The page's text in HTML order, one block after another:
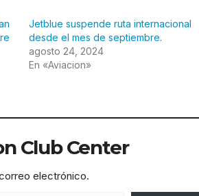
Jetblue suspende ruta internacional
desde el mes de septiembre.
agosto 24, 2024
En «Aviacion»
Club Center
electrónico.